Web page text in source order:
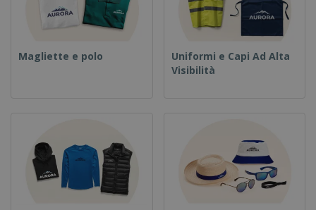
Magliette e polo
Uniformi e Capi Ad Alta
Visibilità